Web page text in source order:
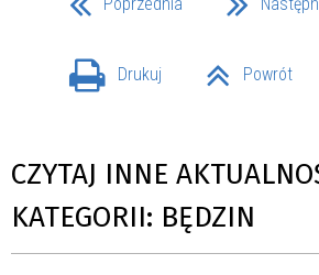
Drukuj Powrót
CZYTAJ INNE
KATEGORII: BĘDZIN